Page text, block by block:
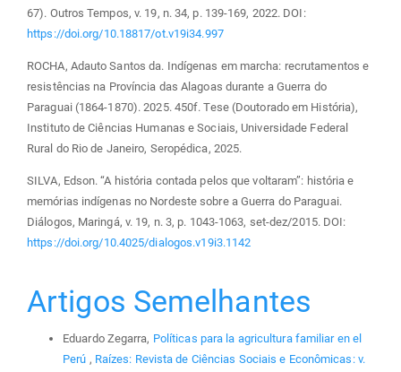
67). Outros Tempos, v. 19, n. 34, p. 139-169, 2022. DOI:
https://doi.org/10.18817/ot.v19i34.997
ROCHA, Adauto Santos da. Indígenas em marcha: recrutamentos e
resistências na Província das Alagoas durante a Guerra do
Paraguai (1864-1870). 2025. 450f. Tese (Doutorado em História),
Instituto de Ciências Humanas e Sociais, Universidade Federal
Rural do Rio de Janeiro, Seropédica, 2025.
SILVA, Edson. “A história contada pelos que voltaram”: história e
memórias indígenas no Nordeste sobre a Guerra do Paraguai.
Diálogos, Maringá, v. 19, n. 3, p. 1043-1063, set-dez/2015. DOI:
https://doi.org/10.4025/dialogos.v19i3.1142
Artigos Semelhantes
Eduardo Zegarra, Políticas para la agricultura familiar en el
Perú , Raízes: Revista de Ciências Sociais e Econômicas: v.